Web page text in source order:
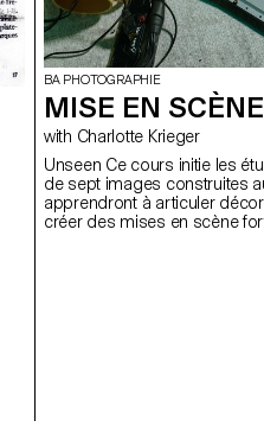
BA PHOTOGRAPHIE
MISE EN
with Charlotte Krieger
Unseen Ce cours initie les étudiant·e·x·s à la création d’une série
de sept images construites
apprendront à articuler
créer des mises en scène